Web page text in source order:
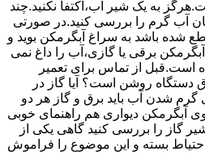
به یک شیر آب،اکتفا نکنید.چند
آب گرم را بررسی کنید.در صورتی
شده باشد به سراغ آبگرمکن بوید و
برقی یا گازی،آب را داغ نمی
است.قبل از تماس برای تعمیر
دستگاه روشن است؟ آیا گاز در
شدن آب باید برق و گاز هر دو
آبگرمکن دیواری هم راهنمای خوبی
گاز را بررسی کنید گاهی یکی از
احتیاط بسته و این موضوع را فراموش